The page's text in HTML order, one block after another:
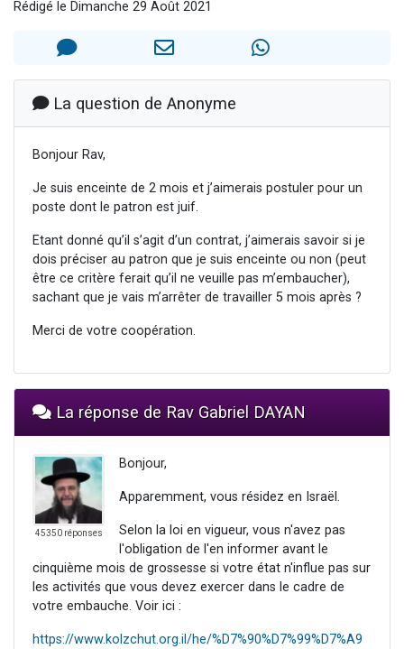
Eli vient de donner son Maasser
3 personnes viennent de faire un don pour Événements Torah-Box
2 personnes viennent de nous rejoindre sur WhatsApp
Rédigé le Dimanche 29 Août 2021
La question de Anonyme
Bonjour Rav,
Je suis enceinte de 2 mois et j’aimerais postuler pour un
poste dont le patron est juif.
Etant donné qu’il s’agit d’un contrat, j’aimerais savoir si je
dois préciser au patron que je suis enceinte ou non (peut
être ce critère ferait qu’il ne veuille pas m’embaucher),
sachant que je vais m’arrêter de travailler 5 mois après ?
Merci de votre coopération.
La réponse de Rav Gabriel DAYAN
45350 réponses
Bonjour,
Apparemment, vous résidez en Israël.
Selon la loi en vigueur, vous n'avez pas
l'obligation de l'en informer avant le
cinquième mois de grossesse si votre état n'influe pas sur
les activités que vous devez exercer dans le cadre de
votre embauche. Voir ici :
https://www.kolzchut.org.il/he/%D7%90%D7%99%D7%A9